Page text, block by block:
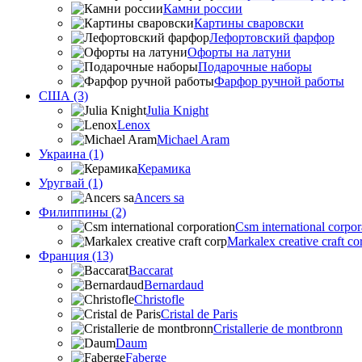
Камни россии
Картины сваровски
Лефортовский фарфор
Офорты на латуни
Подарочные наборы
Фарфор ручной работы
США (3)
Julia Knight
Lenox
Michael Aram
Украина (1)
Керамика
Уругвай (1)
Ancers sa
Филиппины (2)
Csm international
Markalex creative craft
Франция (13)
Baccarat
Bernardaud
Christofle
Cristal de Paris
Cristallerie de montbronn
Daum
Faberge